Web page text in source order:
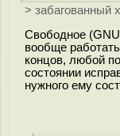
> забагованный
Свободное
вообще
концов, любой
состоянии
нужного ему